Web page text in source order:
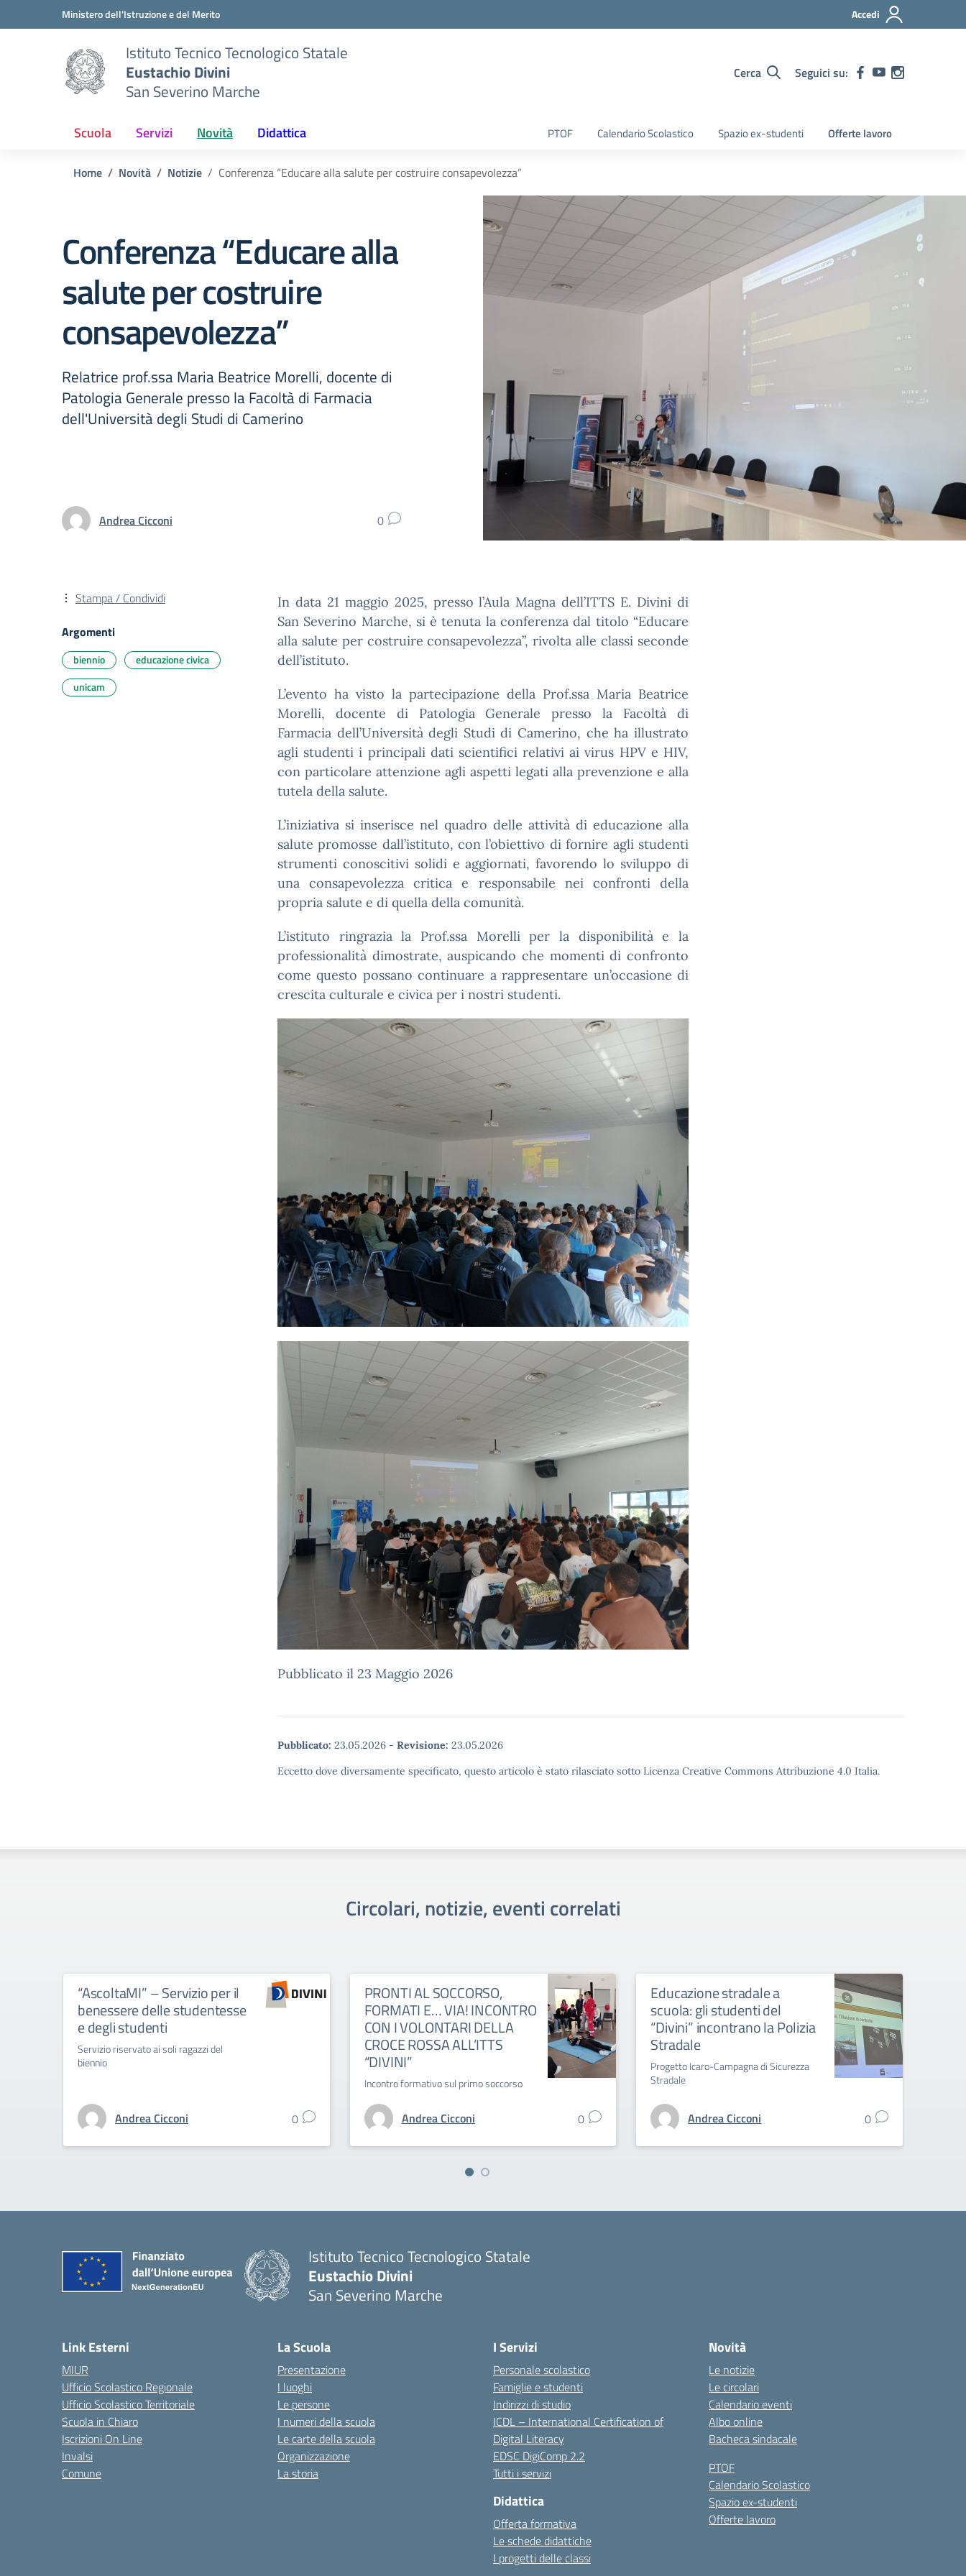
Vai ai contenuti
Vai al menu di navigazioneMinistero dell'Istruzione e del Merito Accedi
Istituto Tecnico Tecnologico Statale
Eustachio Divini
San Severino Marche
Cerca Seguici su:
Scuola Servizi Novità Didattica PTOF Calendario Scolastico Spazio ex-studenti Offerte lavoro
Home Novità Notizie Conferenza “Educare alla salute per costruire consapevolezza”
Conferenza “Educare alla
salute per costruire
consapevolezza”
Relatrice prof.ssa Maria Beatrice Morelli, docente di
Patologia Generale presso la Facoltà di Farmacia
dell'Università degli Studi di Camerino
Andrea Cicconi 0
In data 21 maggio 2025, presso l’Aula Magna dell’ITTS E. Divini di
San Severino Marche, si è tenuta la conferenza dal titolo “Educare
alla salute per costruire consapevolezza”, rivolta alle classi seconde
dell’istituto.
L’evento ha visto la partecipazione della Prof.ssa Maria Beatrice
Morelli, docente di Patologia Generale presso la Facoltà di
Farmacia dell’Università degli Studi di Camerino, che ha illustrato
agli studenti i principali dati scientifici relativi ai virus HPV e HIV,
con particolare attenzione agli aspetti legati alla prevenzione e alla
tutela della salute.
L’iniziativa si inserisce nel quadro delle attività di educazione alla
salute promosse dall’istituto, con l’obiettivo di fornire agli studenti
strumenti conoscitivi solidi e aggiornati, favorendo lo sviluppo di
una consapevolezza critica e responsabile nei confronti della
propria salute e di quella della comunità.
L’istituto ringrazia la Prof.ssa Morelli per la disponibilità e la
professionalità dimostrate, auspicando che momenti di confronto
come questo possano continuare a rappresentare un’occasione di
crescita culturale e civica per i nostri studenti.
Pubblicato il 23 Maggio 2026
Pubblicato: 23.05.2026 - Revisione: 23.05.2026
Eccetto dove diversamente specificato, questo articolo è stato rilasciato sotto Licenza Creative Commons Attribuzione 4.0 Italia.
Stampa / Condividi
Argomenti
biennio
educazione civica
unicam
Circolari, notizie, eventi correlati
“AscoltaMI” – Servizio per il
benessere delle studentesse
e degli studenti
Servizio riservato ai soli ragazzi del
biennio
Andrea Cicconi 0
PRONTI AL SOCCORSO,
FORMATI E… VIA! INCONTRO
CON I VOLONTARI DELLA
CROCE ROSSA ALL’ITTS
“DIVINI”
Incontro formativo sul primo soccorso
Andrea Cicconi 0
Educazione stradale a
scuola: gli studenti del
“Divini” incontrano la Polizia
Stradale
Progetto Icaro-Campagna di Sicurezza
Stradale
Andrea Cicconi 0
Istituto Tecnico Tecnologico Statale
Eustachio Divini
San Severino Marche
Link Esterni
MIUR
Ufficio Scolastico Regionale
Ufficio Scolastico Territoriale
Scuola in Chiaro
Iscrizioni On Line
Invalsi
Comune
La Scuola
Presentazione
I luoghi
Le persone
I numeri della scuola
Le carte della scuola
Organizzazione
La storia
I Servizi
Personale scolastico
Famiglie e studenti
Indirizzi di studio
ICDL – International Certification of
Digital Literacy
EDSC DigiComp 2.2
Tutti i servizi
Didattica
Offerta formativa
Le schede didattiche
I progetti delle classi
Novità
Le notizie
Le circolari
Calendario eventi
Albo online
Bacheca sindacale
PTOF
Calendario Scolastico
Spazio ex-studenti
Offerte lavoro